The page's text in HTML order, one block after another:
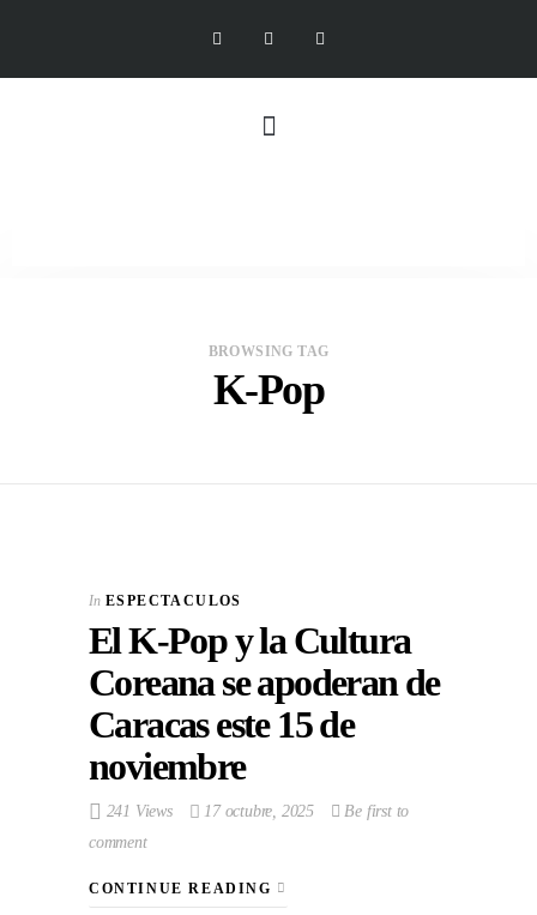
BROWSING TAG
K-Pop
In ESPECTACULOS
El K-Pop y la Cultura
Coreana se apoderan de
Caracas este 15 de
noviembre
241 Views 17 octubre, 2025
Be first to
comment
CONTINUE READING